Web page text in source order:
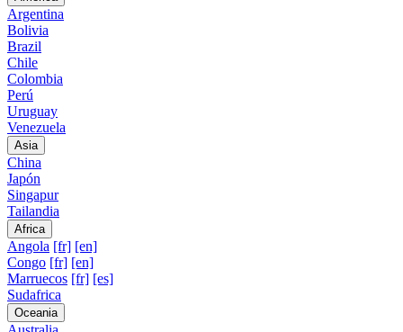
Argentina
Bolivia
Brazil
Chile
Colombia
Perú
Uruguay
Venezuela
Asia
China
Japón
Singapur
Tailandia
Africa
Angola [fr] [en]
Congo [fr] [en]
Marruecos [fr] [es]
Sudafrica
Oceania